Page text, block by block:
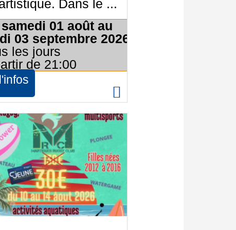
Dans le ...
01 août au
03 septembre 2026
les jours
de 21:00